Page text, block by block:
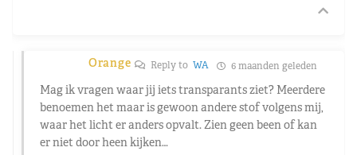
Orange Reply toWA 6 maanden geleden
Mag ik vragen waar jij iets transparants ziet? Meerdere
benoemen het maar is gewoon andere stof volgens mij,
waar het licht er anders opvalt. Zien geen been of kan
er niet door heen kijken…